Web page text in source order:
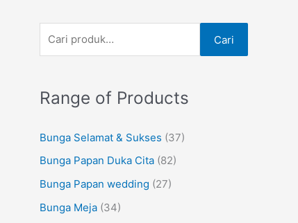
Cari
Range of Products
Bunga Selamat & Sukses (37)
Bunga Papan Duka Cita (82)
Bunga Papan wedding (27)
Bunga Meja (34)